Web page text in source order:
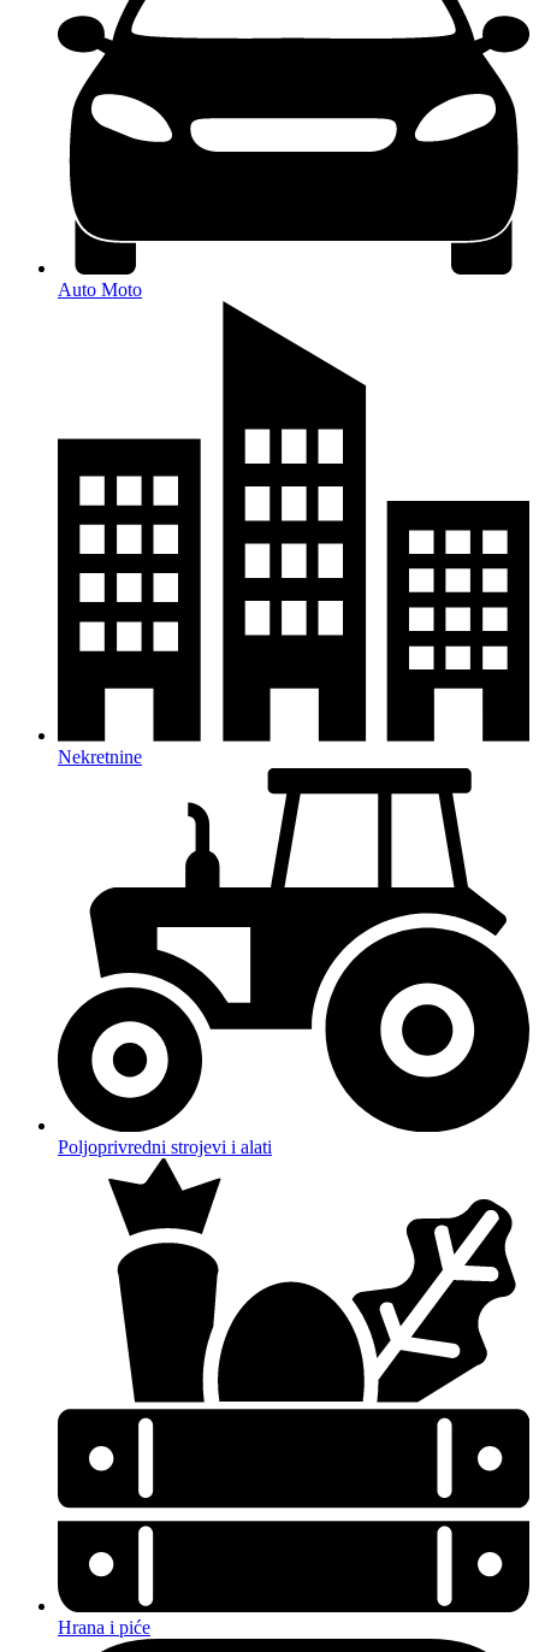
Auto Moto
Nekretnine
Poljoprivredni strojevi i alati
Hrana i piće